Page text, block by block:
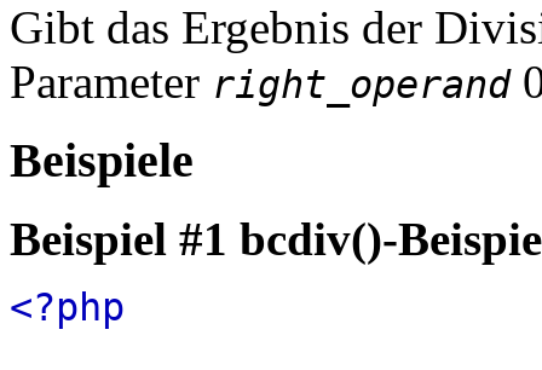
Gibt das Ergebnis der
Parameter right_operand
Beispiele
Beispiel #1 bcdiv()-
<?php